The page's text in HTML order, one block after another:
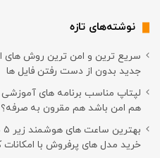
نوشته‌های تازه
سریع ترین و امن ترین روش های
جدید بدون از دست رفتن فایل ها
لپتاپ مناسب برنامه های آموزشی
هم امن باشد هم مقرون به صرفه؟
خرید مدل های پرفروش با امکانات